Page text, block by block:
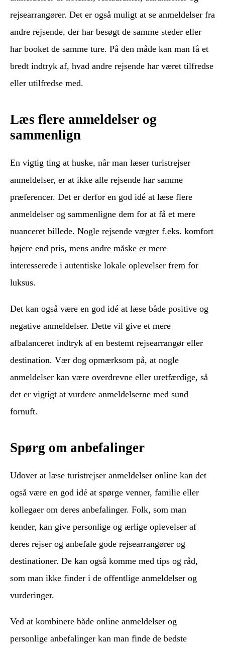
rejsearrangører. Det er også muligt at se anmeldelser fra
andre rejsende, der har besøgt de samme steder eller
har booket de samme ture. På den måde kan man få et
bredt indtryk af, hvad andre rejsende har været tilfredse
eller utilfredse med.
Læs flere anmeldelser og
sammenlign
En vigtig ting at huske, når man læser turistrejser
anmeldelser, er at ikke alle rejsende har samme
præferencer. Det er derfor en god idé at læse flere
anmeldelser og sammenligne dem for at få et mere
nuanceret billede. Nogle rejsende vægter f.eks. komfort
højere end pris, mens andre måske er mere
interesserede i autentiske lokale oplevelser frem for
luksus.
Det kan også være en god idé at læse både positive og
negative anmeldelser. Dette vil give et mere
afbalanceret indtryk af en bestemt rejsearrangør eller
destination. Vær dog opmærksom på, at nogle
anmeldelser kan være overdrevne eller uretfærdige, så
det er vigtigt at vurdere anmeldelserne med sund
fornuft.
Spørg om anbefalinger
Udover at læse turistrejser anmeldelser online kan det
også være en god idé at spørge venner, familie eller
kollegaer om deres anbefalinger. Folk, som man
kender, kan give personlige og ærlige oplevelser af
deres rejser og anbefale gode rejsearrangører og
destinationer. De kan også komme med tips og råd,
som man ikke finder i de offentlige anmeldelser og
vurderinger.
Ved at kombinere både online anmeldelser og
personlige anbefalinger kan man finde de bedste